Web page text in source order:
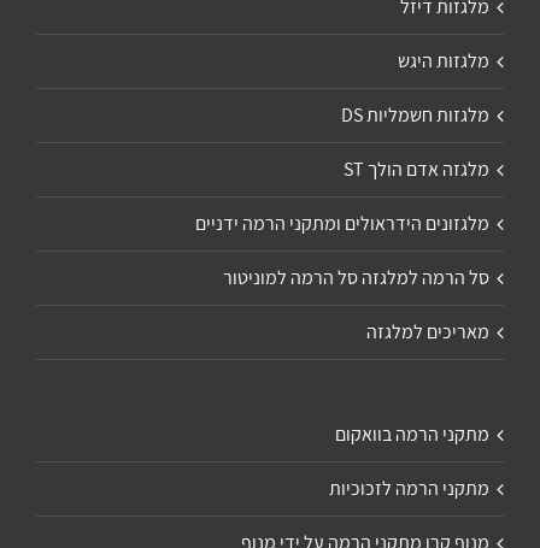
מלגזות דיזל
מלגזות היגש
מלגזות חשמליות DS
מלגזה אדם הולך ST
מלגזונים הידראולים ומתקני הרמה ידניים
סל הרמה למלגזה סל הרמה למוניטור
מאריכים למלגזה
מתקני הרמה בוואקום
מתקני הרמה לזכוכיות
מנוף קרן מתקני הרמה על ידי מנוף